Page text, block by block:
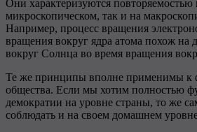
Они характеризуются повторяемостью
микроскопическом, так и на
Например, процесс вращения
вращения вокруг ядра атома похож на
вокруг Солнца во время вращения
Те же принципы вполне применимы к
общества. Если мы хотим полностью
демократии на уровне страны, то же
соблюдать и на своем домашнем